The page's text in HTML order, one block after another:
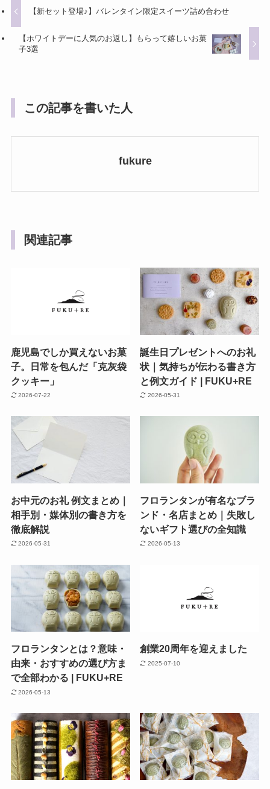
【新セット登場♪】バレンタイン限定スイーツ詰め合わせ
【ホワイトデーに人気のお返し】もらって嬉しいお菓
子3選
この記事を書いた人
fukure
関連記事
鹿児島でしか買えないお菓
子。日常を包んだ「克灰袋
クッキー」
2026-07-22
誕生日プレゼントへのお礼
状｜気持ちが伝わる書き方
と例文ガイド | FUKU+RE
2026-05-31
お中元のお礼 例文まとめ｜
相手別・媒体別の書き方を
徹底解説
2026-05-31
フロランタンが有名なブラ
ンド・名店まとめ｜失敗し
ないギフト選びの全知識
2026-05-13
フロランタンとは？意味・
由来・おすすめの選び方ま
で全部わかる | FUKU+RE
2026-05-13
創業20周年を迎えました
2025-07-10